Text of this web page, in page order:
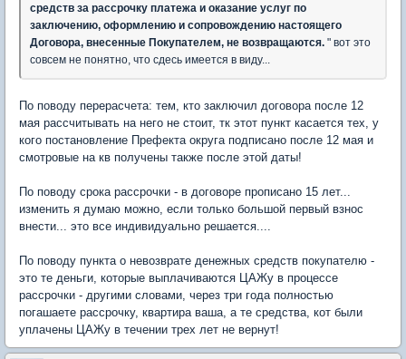
средств за рассрочку платежа и оказание услуг по
заключению, оформлению и сопровождению настоящего
Договора, внесенные Покупателем, не возвращаются. " вот это
совсем не понятно, что сдесь имеется в виду...
По поводу перерасчета: тем, кто заключил договора после 12
мая рассчитывать на него не стоит, тк этот пункт касается тех, у
кого постановление Префекта округа подписано после 12 мая и
смотровые на кв получены также после этой даты!
По поводу срока рассрочки - в договоре прописано 15 лет...
изменить я думаю можно, если только большой первый взнос
внести... это все индивидуально решается....
По поводу пункта о невозврате денежных средств покупателю -
это те деньги, которые выплачиваются ЦАЖу в процессе
рассрочки - другими словами, через три года полностью
погашаете рассрочку, квартира ваша, а те средства, кот были
уплачены ЦАЖу в течении трех лет не вернут!